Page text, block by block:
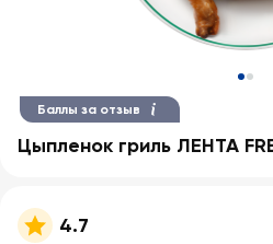
Баллы за отзыв
Цыпленок гриль ЛЕНТА
4.7